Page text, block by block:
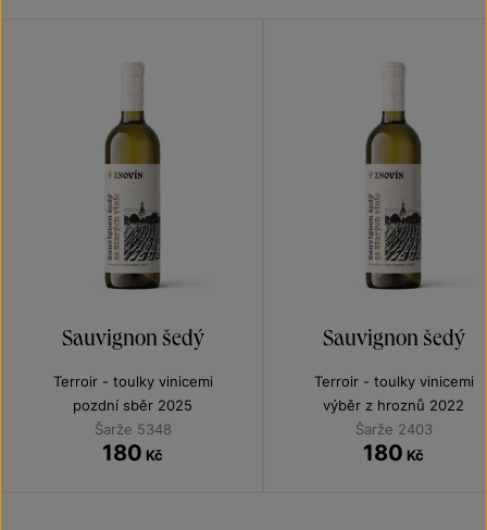
Sauvignon šedý
Terroir - toulky vinicemi
pozdní sběr 2025
Šarže 5348
180 Kč
Sauvignon šedý
Terroir - toulky vinicemi
výběr z hroznů 2022
Šarže 2403
180 Kč